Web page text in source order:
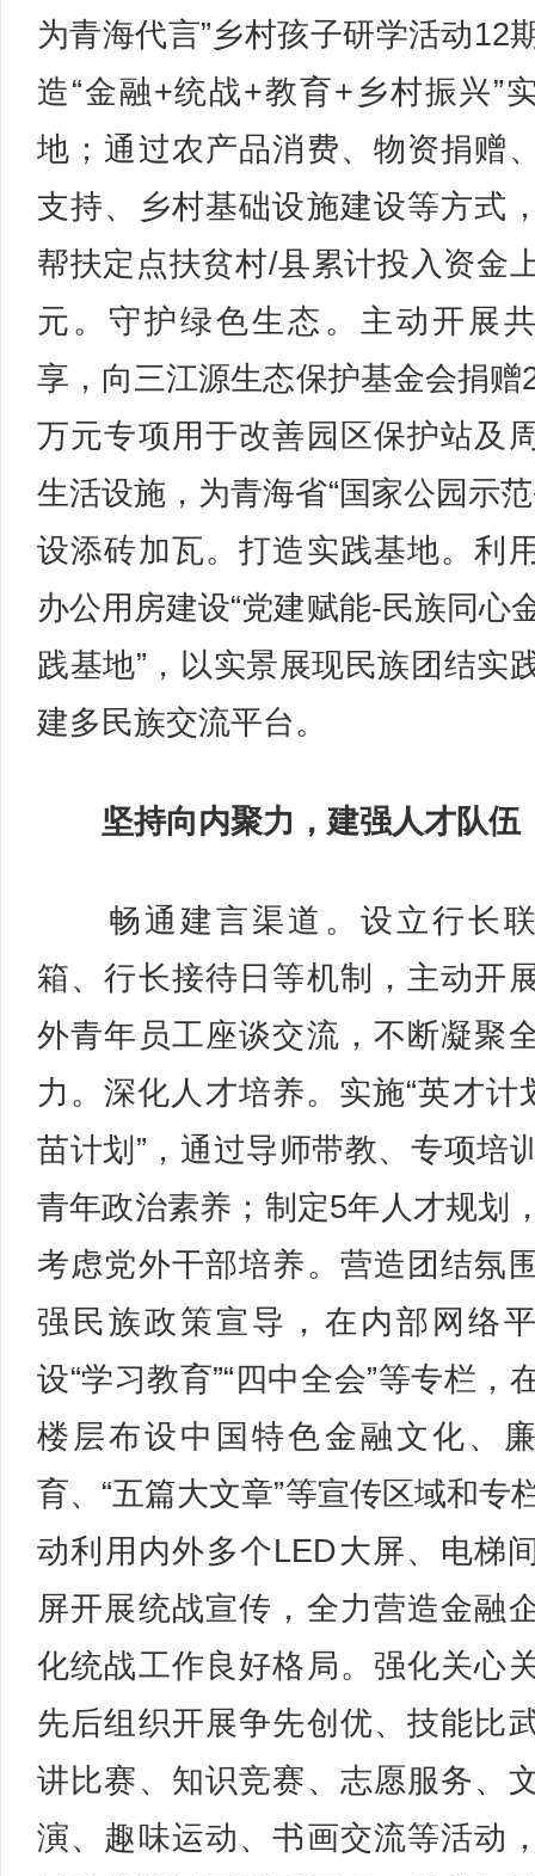
为青海代言”乡村孩子研学活动12
造“金融+统战+教育+乡村振兴”
地；通过农产品消费、物资捐赠
支持、乡村基础设施建设等方式
帮扶定点扶贫村/县累计投入资金
元。守护绿色生态。主动开展
享，向三江源生态保护基金会捐赠
万元专项用于改善园区保护站及
生活设施，为青海省“国家公园示
设添砖加瓦。打造实践基地。利
办公用房建设“党建赋能-民族同心
践基地”，以实景展现民族团结实
建多民族交流平台。
坚持向内聚力，建强人才队伍
畅通建言渠道。设立行长
箱、行长接待日等机制，主动开
外青年员工座谈交流，不断凝聚
力。深化人才培养。实施“英才计
苗计划”，通过导师带教、专项培
青年政治素养；制定5年人才规划
考虑党外干部培养。营造团结氛
强民族政策宣导，在内部网络
设“学习教育”“四中全会”等专栏，
楼层布设中国特色金融文化、
育、“五篇大文章”等宣传区域和专
动利用内外多个LED大屏、电梯
屏开展统战宣传，全力营造金融
化统战工作良好格局。强化关心
先后组织开展争先创优、技能比
讲比赛、知识竞赛、志愿服务、
演、趣味运动、书画交流等活动